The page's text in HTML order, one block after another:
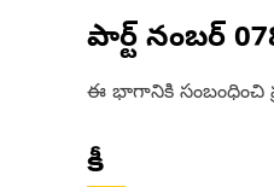
పార్ట్ నంబర్
ఈ భాగానికి సంబంధించి
కీ